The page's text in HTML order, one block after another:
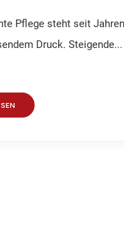
Pflege steht seit Jahren
Druck. Steigende...